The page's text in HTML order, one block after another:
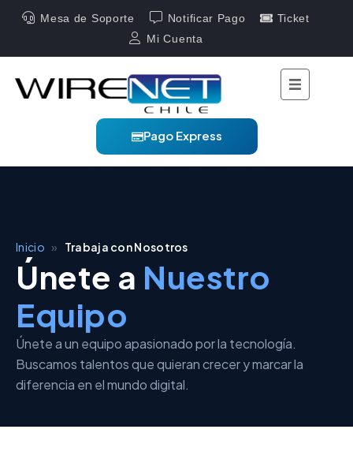
Mesa de Soporte Notificar Pago
Ticket
Mi Cuenta
Pago Express
Inicio » Trabaja con Nosotros
Únete a Nuestro
Equipo
Únete a un equipo apasionado por la tecnología.
Buscamos talentos que quieran crecer y marcar la
diferencia en el mundo digital.